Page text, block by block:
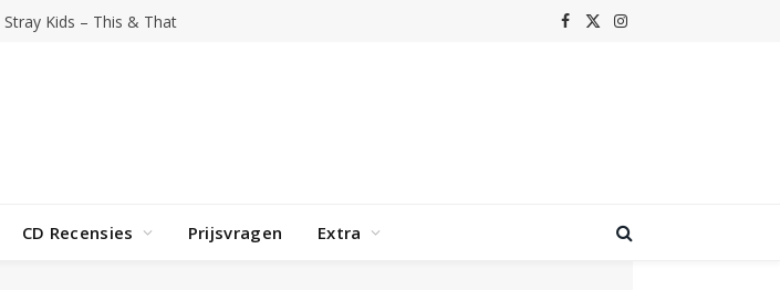
Stray Kids – This & That Facebook
X
Instagram
CD Recensies Prijsvragen Extra